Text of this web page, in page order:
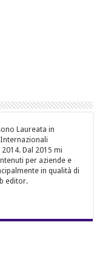
Laureata in
Internazionali
Dal 2015 mi
per aziende e
in qualità di
editor.